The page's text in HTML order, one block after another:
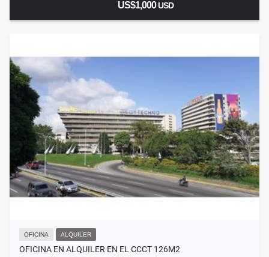
US$1,000USD
OFICINA ALQUILER
OFICINA EN ALQUILER EN EL CCCT 126M2